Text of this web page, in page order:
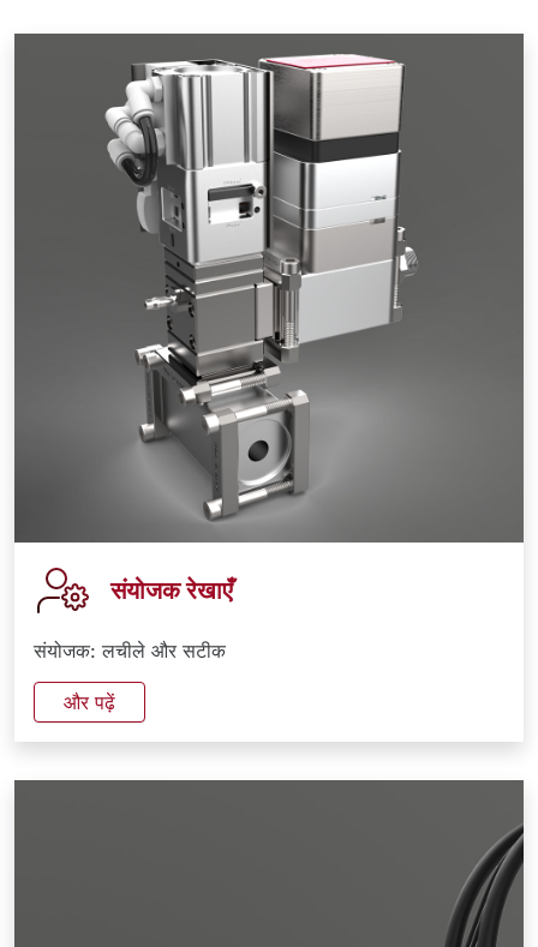
संयोजक रेखाएँ
संयोजक: लचीले और सटीक
और पढ़ें